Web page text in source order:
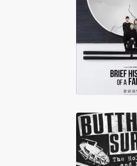
Brief